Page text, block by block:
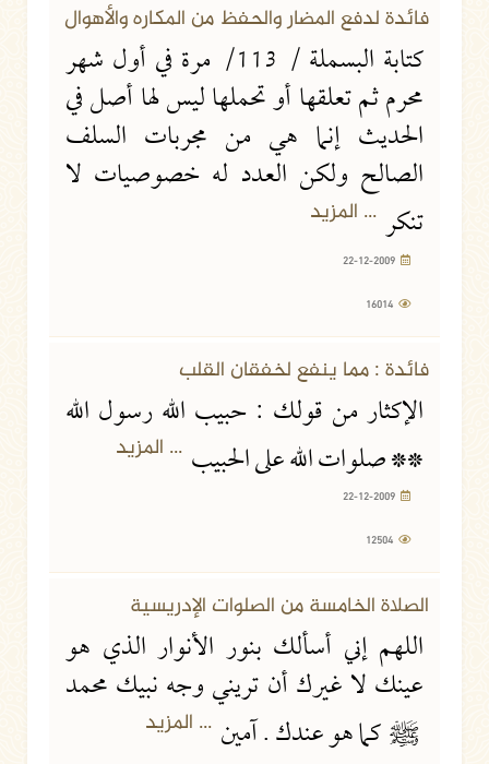
فائدة لدفع المضار والحفظ من المكاره والأهوال
كتابة البسملة / 113/ مرة في أول شهر
محرم ثم تعلقها أو تحملها ليس لها أصل في
الحديث إنما هي من مجربات السلف
الصالح ولكن العدد له خصوصيات لا
تنكر ... المزيد
فائدة : مما ينفع لخفقان القلب
الإكثار من قولك : حبيب الله رسول الله
** صلوات الله على الحبيب ... المزيد
الصلاة الخامسة من الصلوات الإدريسية
اللهم إني أسألك بنور الأنوار الذي هو
عينك لا غيرك أن تريني وجه نبيك محمد
ﷺكما هو عندك . آمين ... المزيد